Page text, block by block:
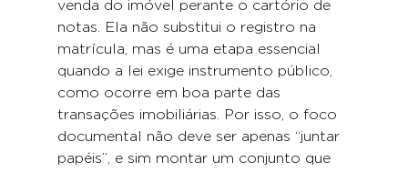
venda do imóvel perante o cartório de
notas. Ela não substitui o registro na
matrícula, mas é uma etapa essencial
quando a lei exige instrumento público,
como ocorre em boa parte das
transações imobiliárias. Por isso, o foco
documental não deve ser apenas “juntar
papéis”, e sim montar um conjunto que